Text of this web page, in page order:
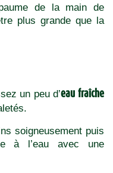
de la main de
plus grande que la
un peu d’eau fraîche
soigneusement puis
à l’eau avec une